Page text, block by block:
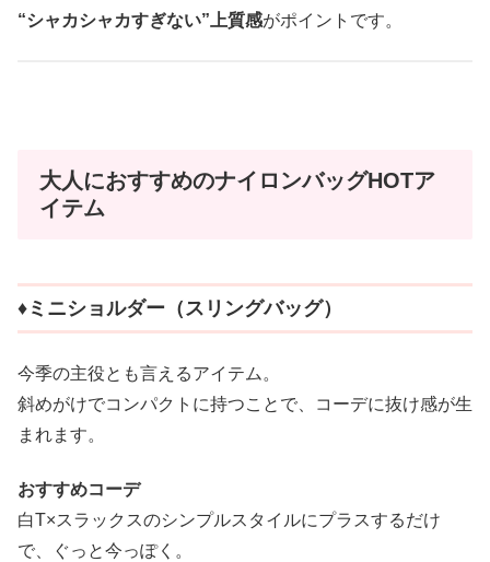
“シャカシャカすぎない”上質感がポイントです。
大人におすすめのナイロンバッグHOTア
イテム
♦︎ミニショルダー（スリングバッグ）
今季の主役とも言えるアイテム。
斜めがけでコンパクトに持つことで、コーデに抜け感が生
まれます。
おすすめコーデ
白T×スラックスのシンプルスタイルにプラスするだけ
で、ぐっと今っぽく。